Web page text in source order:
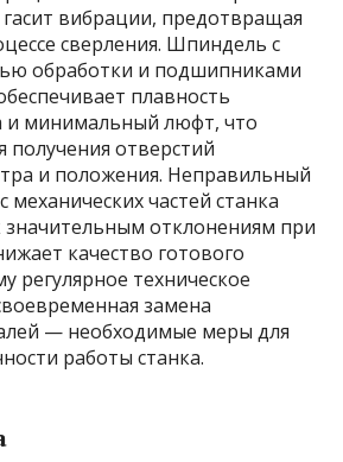
вибрации, предотвращая
сверления. Шпиндель с
обработки и подшипниками
плавность
и минимальный люфт, что
получения отверстий
и положения. Неправильный
частей станка
значительным отклонениям при
качество готового
регулярное техническое
замена
— необходимые меры для
работы станка.